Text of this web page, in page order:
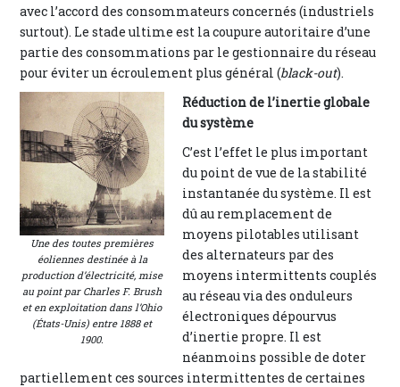
avec l’accord des consommateurs concernés (industriels
surtout). Le stade ultime est la coupure autoritaire d’une
partie des consommations par le gestionnaire du réseau
pour éviter un écroulement plus général (black-out).
Une des toutes premières
éoliennes destinée à la
production d’électricité, mise
au point par Charles F. Brush
et en exploitation dans l’Ohio
(États-Unis) entre 1888 et
1900.
Réduction de l’inertie globale
du système
C’est l’effet le plus important
du point de vue de la stabilité
instantanée du système. Il est
dû au remplacement de
moyens pilotables utilisant
des alternateurs par des
moyens intermittents couplés
au réseau via des onduleurs
électroniques dépourvus
d’inertie propre. Il est
néanmoins possible de doter
partiellement ces sources intermittentes de certaines